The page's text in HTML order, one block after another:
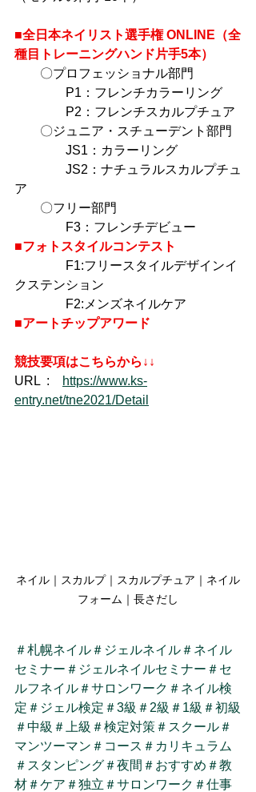
■全日本ネイリスト選手権 ONLINE（全
種目トレーニングハンド片手5本）
〇プロフェッショナル部門
P1：フレンチカラーリング
P2：フレンチスカルプチュア
〇ジュニア・スチューデント部門
JS1：カラーリング
JS2：ナチュラルスカルプチュ
ア
〇フリー部門
F3：フレンチデビュー
■フォトスタイルコンテスト
F1:フリースタイルデザインイ
クステンション
F2:メンズネイルケア
■アートチップアワード
競技要項はこちらから↓↓
URL  :
https://www.ks-
entry.net/tne2021/Detail
ネイル｜スカルプ｜スカルプチュア｜ネイル
フォーム｜長さだし
＃札幌ネイル＃ジェルネイル＃ネイル
セミナー ＃ジェルネイルセミナー ＃セ
ルフネイル＃サロンワーク ＃ネイル検
定 ＃ジェル検定 ＃3級 ＃2級 ＃1級 ＃初級
＃中級 ＃上級 ＃検定対策＃スクール＃
マンツーマン ＃コース ＃カリキュラム
＃スタンピング＃夜間 ＃おすすめ ＃教
材＃ケア ＃独立 ＃サロンワーク ＃仕事